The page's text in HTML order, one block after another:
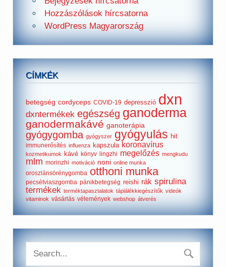
Hozzászólások hírcsatorna
WordPress Magyarország
CÍMKÉK
betegség cordyceps COVID-19 depresszió dxn
dxntermékek egészség ganoderma
ganodermakávé ganoterápia
gyógygomba gyógyszer gyógyulás hit
immunerősítés influenza kapszula koronavírus
kozmetikumok kávé könyv lingzhi megelőzés mengkudu
mlm morinzhi motiváció noni online munka
oroszlánsörénygomba otthoni munka
pecsétviaszgomba pánikbetegség reishi rák spirulina
termékek terméktapasztalatok táplálékkiegészítők videók
vitaminok vásárlás vélemények webshop átverés